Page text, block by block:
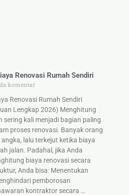
Renovasi Rumah Sendiri
komentar
Renovasi Rumah Sendiri
Lengkap 2026) Menghitung
sering kali menjadi bagian paling
proses renovasi. Banyak orang
lalu terkejut ketika biaya
jalan. Padahal, jika Anda
biaya renovasi secara
Anda bisa: Menentukan
pemborosan
kontraktor secara …